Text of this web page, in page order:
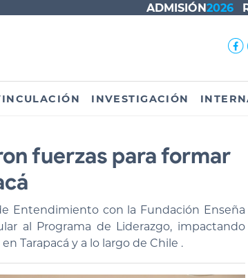
ADMISIÓN2026
INVESTIGACIÓN
fuerzas para formar
Entendimiento con la Fundación Enseña
al Programa de Liderazgo, impactando
Tarapacá y a lo largo de Chile .